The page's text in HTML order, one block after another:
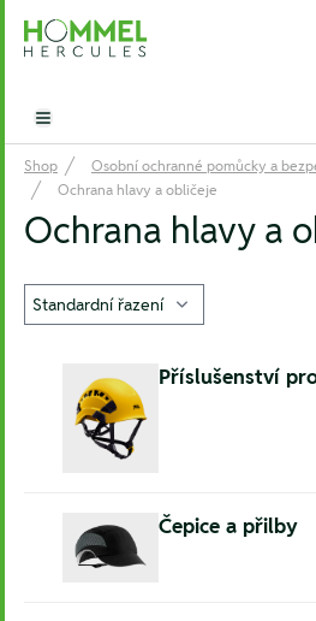
Hommel Hercules
Open main menu
Shop
Osobní ochranné pomůcky a
Ochrana hlavy a obličeje
Ochrana hlavy a
Příslušenství
Čepice a přilby